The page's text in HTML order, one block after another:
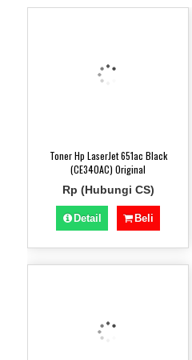
Toner Hp LaserJet 651ac Black
(CE340AC) Original
Rp (Hubungi CS)
Detail Beli